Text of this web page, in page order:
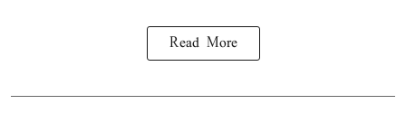
Read More